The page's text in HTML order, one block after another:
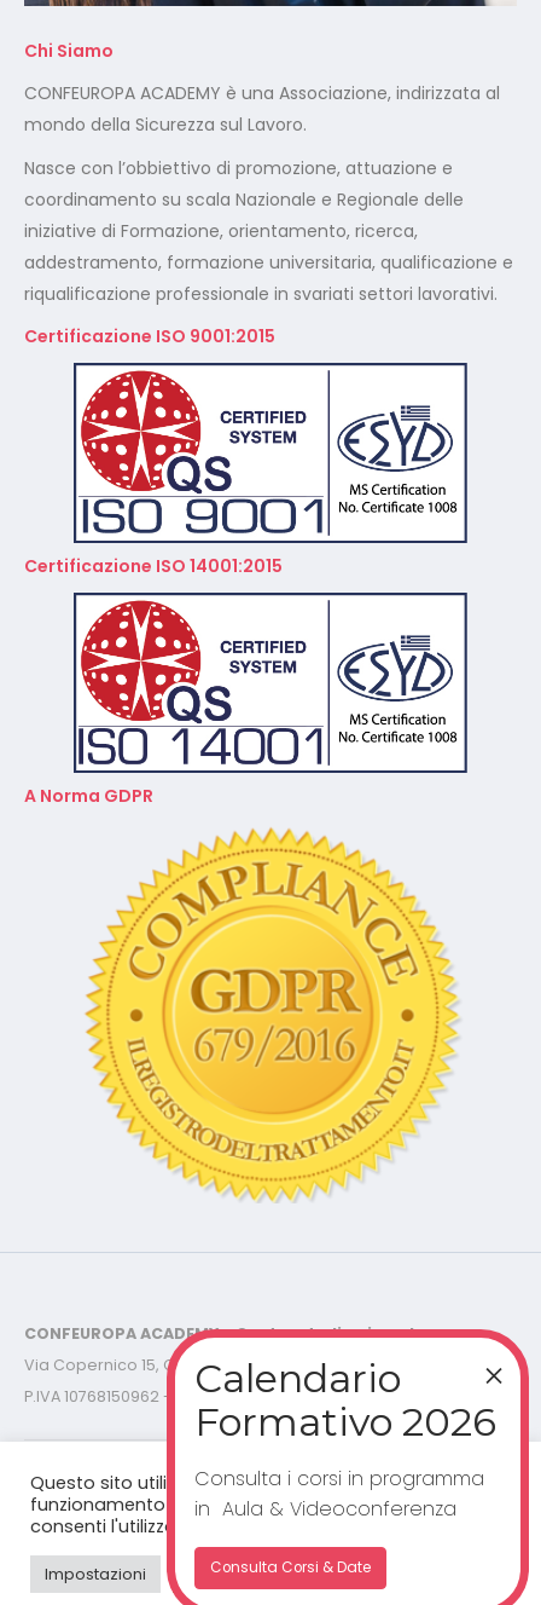
coordinamento su scala Nazionale e Regionale delle
iniziative di Formazione, orientamento, ricerca,
riqualificazione professionale in svariati settori lavorativi.
Certificazione ISO 14001:2015
A Norma GDPR
CONFEUROPA ACADEMY - Centro studi e ricerche
Via Copernico 15, Cinisello Balsamo (MI) - C.F. 91145030150 -
02-87.36.78.56
Questo sito utilizza cookie per un corretto
funzionamento del sito web. Cliccando "accetta”,
consenti l'utilizzo dei cookie.
Impostazioni Accetta
Consulta i corsi in programma
in Aula & Videoconferenza
Consulta Corsi & Date